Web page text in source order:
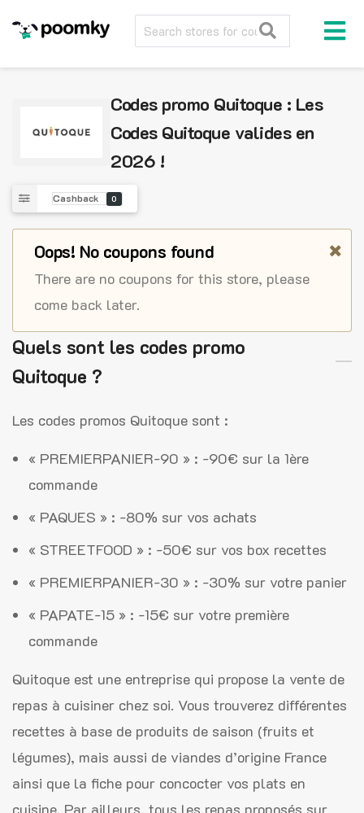
Codes promo Quitoque : Les
Codes Quitoque valides en
2026 !
Cashback 0
Oops! No coupons found
There are no coupons for this store, please
come back later.
Quels sont les codes promo
Quitoque ?
Les codes promos Quitoque sont :
« PREMIERPANIER-90 » : -90€ sur la 1ère
commande
« PAQUES » : -80% sur vos achats
« STREETFOOD » : -50€ sur vos box recettes
« PREMIERPANIER-30 » : -30% sur votre panier
« PAPATE-15 » : -15€ sur votre première
commande
Quitoque est une entreprise qui propose la vente de
repas à cuisiner chez soi. Vous trouverez différentes
recettes à base de produits de saison (fruits et
légumes), mais aussi de viandes d’origine France
ainsi que la fiche pour concocter vos plats en
cuisine. Par ailleurs, tous les repas proposés sur